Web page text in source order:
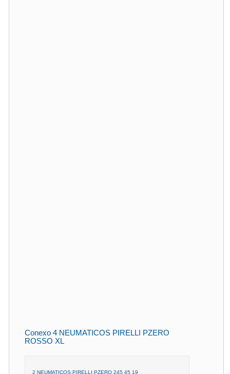
Conexo 4 NEUMATICOS PIRELLI PZERO
ROSSO XL
2 NEUMATICOS PIRELLI PZERO 245 45 19